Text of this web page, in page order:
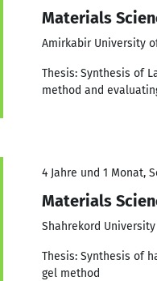
Materials
Amirkabir University
Thesis: Synthesis of
method and
4 Jahre und 1 Monat,
Materials
Shahrekord University
Thesis: Synthesis of
gel method